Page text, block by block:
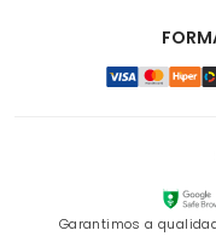
Garantimos a